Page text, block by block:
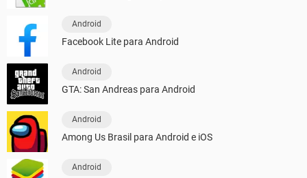
Android
Facebook Lite para Android
Android
GTA: San Andreas para Android
Android
Among Us Brasil para Android e iOS
Android